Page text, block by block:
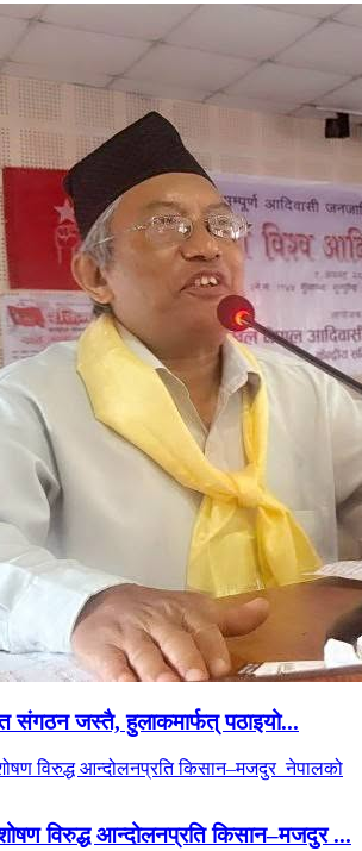
संगठन जस्तै, हुलाकमार्फत् पठाइयो...
शोषण विरुद्ध आन्दोलनप्रति किसान–मजदुर ...